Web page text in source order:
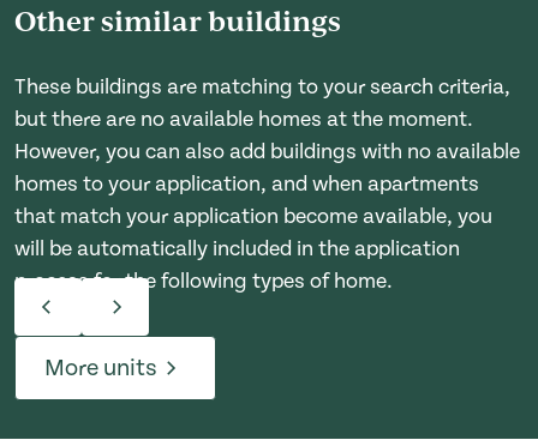
Other similar buildings
These buildings are matching to your search criteria,
but there are no available homes at the moment.
However, you can also add buildings with no available
homes to your application, and when apartments
that match your application become available, you
will be automatically included in the application
process for the following types of home.
More units